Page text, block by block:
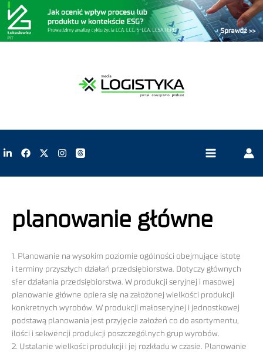
planowanie główne
1. Planowanie na wysokim poziomie ogólności obejmujące istotę
i terminy przyszłych działań przedsiębiorstwa. Dotyczy głównych
sfer działania przedsiębiorstwa. W produkcji seryjnej i masowej
planowanie główne opiera się na założonej wielkości produkcji
konkretnych wyrobów. W produkcji małoseryjnej i jednostkowej
podstawą planowania jest przyjęcie założeń co do asortymentu,
ilości i sekwencji produkcji poszczególnych grup wyrobów.
2. Ustalanie wielkości produkcji i jej rozkładu w czasie. Planowanie